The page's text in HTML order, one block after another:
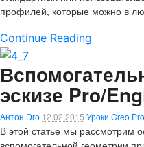
профилей, которые можно в
Continue Reading
эскизе Pro/
Антон Эго 12.02.2015 Уроки Creo
В этой статье мы рассмотрим